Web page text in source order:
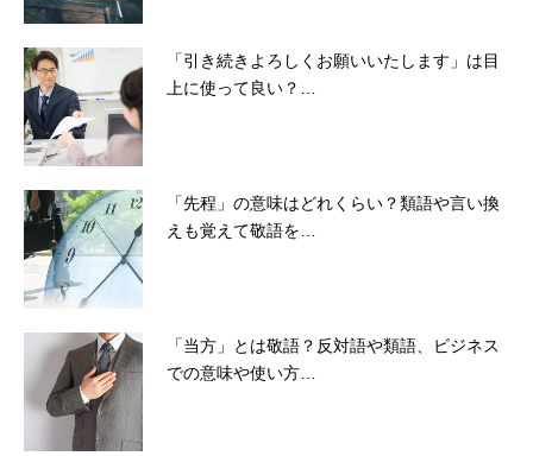
「引き続きよろしくお願いいたします」は目
上に使って良い？…
「先程」の意味はどれくらい？類語や言い換
えも覚えて敬語を…
「当方」とは敬語？反対語や類語、ビジネス
での意味や使い方…